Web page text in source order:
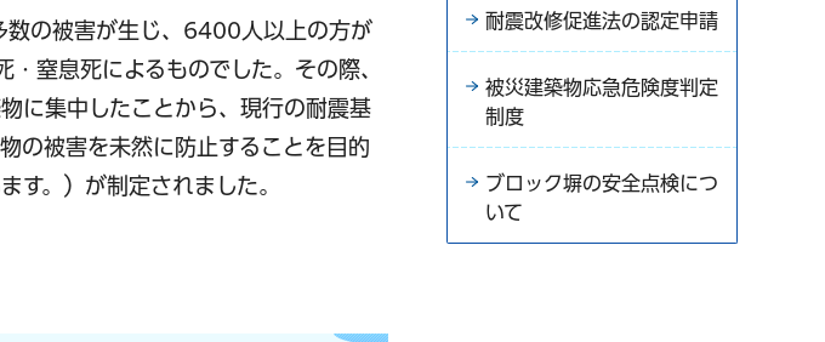
の被害が生じ、6400人以上の方が
窒息死によるものでした。その際、
に集中したことから、現行の耐震基
の被害を未然に防止することを目的
す。）が制定されました。
耐震改修促進法の認定申請
被災建築物応急危険度判定
制度
ブロック塀の安全点検につ
いて